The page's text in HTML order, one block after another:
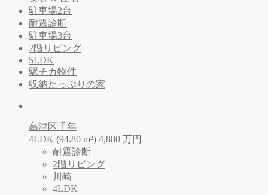
駐車場2台
耐震診断
駐車場3台
2階リビング
5LDK
駅チカ物件
収納たっぷりの家
高津区千年
4LDK (94.80 m²) 4,880 万円
耐震診断
2階リビング
川崎
4LDK